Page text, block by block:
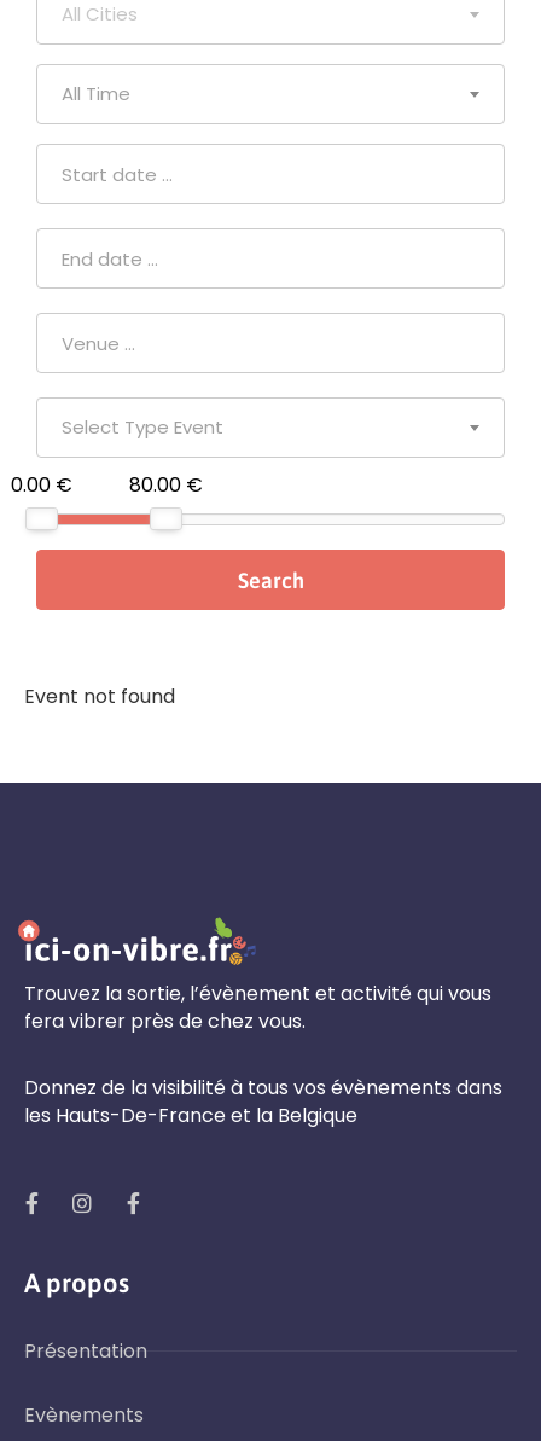
All Cities
All Time
Select Type Event
0.00 € 80.00 €
Event not found
Trouvez la sortie, l’évènement et activité qui vous
fera vibrer près de chez vous.
Donnez de la visibilité à tous vos évènements dans
les Hauts-De-France et la Belgique
A propos
Présentation
Evènements